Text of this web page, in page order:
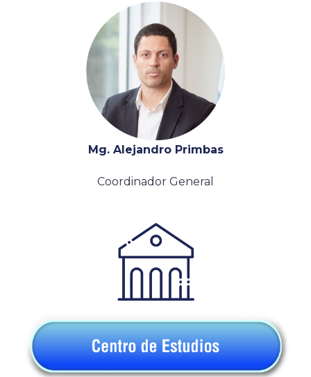
Mg. Alejandro Primbas
Coordinador General